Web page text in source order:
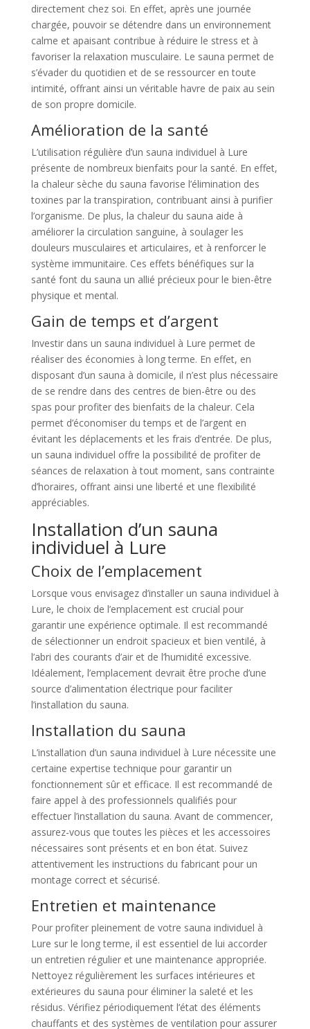
directement chez soi. En effet, après une journée
chargée, pouvoir se détendre dans un environnement
calme et apaisant contribue à réduire le stress et à
favoriser la relaxation musculaire. Le sauna permet de
s’évader du quotidien et de se ressourcer en toute
intimité, offrant ainsi un véritable havre de paix au sein
de son propre domicile.
Amélioration de la santé
L’utilisation régulière d’un sauna individuel à Lure
présente de nombreux bienfaits pour la santé. En effet,
la chaleur sèche du sauna favorise l’élimination des
toxines par la transpiration, contribuant ainsi à purifier
l’organisme. De plus, la chaleur du sauna aide à
améliorer la circulation sanguine, à soulager les
douleurs musculaires et articulaires, et à renforcer le
système immunitaire. Ces effets bénéfiques sur la
santé font du sauna un allié précieux pour le bien-être
physique et mental.
Gain de temps et d’argent
Investir dans un sauna individuel à Lure permet de
réaliser des économies à long terme. En effet, en
disposant d’un sauna à domicile, il n’est plus nécessaire
de se rendre dans des centres de bien-être ou des
spas pour profiter des bienfaits de la chaleur. Cela
permet d’économiser du temps et de l’argent en
évitant les déplacements et les frais d’entrée. De plus,
un sauna individuel offre la possibilité de profiter de
séances de relaxation à tout moment, sans contrainte
d’horaires, offrant ainsi une liberté et une flexibilité
appréciables.
Installation d’un sauna
individuel à Lure
Choix de l’emplacement
Lorsque vous envisagez d’installer un sauna individuel à
Lure, le choix de l’emplacement est crucial pour
garantir une expérience optimale. Il est recommandé
de sélectionner un endroit spacieux et bien ventilé, à
l’abri des courants d’air et de l’humidité excessive.
Idéalement, l’emplacement devrait être proche d’une
source d’alimentation électrique pour faciliter
l’installation du sauna.
Installation du sauna
L’installation d’un sauna individuel à Lure nécessite une
certaine expertise technique pour garantir un
fonctionnement sûr et efficace. Il est recommandé de
faire appel à des professionnels qualifiés pour
effectuer l’installation du sauna. Avant de commencer,
assurez-vous que toutes les pièces et les accessoires
nécessaires sont présents et en bon état. Suivez
attentivement les instructions du fabricant pour un
montage correct et sécurisé.
Entretien et maintenance
Pour profiter pleinement de votre sauna individuel à
Lure sur le long terme, il est essentiel de lui accorder
un entretien régulier et une maintenance appropriée.
Nettoyez régulièrement les surfaces intérieures et
extérieures du sauna pour éliminer la saleté et les
résidus. Vérifiez périodiquement l’état des éléments
chauffants et des systèmes de ventilation pour assurer